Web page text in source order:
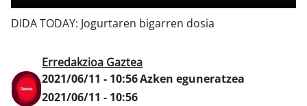
DIDA TODAY: Jogurtaren bigarren dosia
Erredakzioa Gaztea
2021/06/11 - 10:56Azken eguneratzea
2021/06/11 - 10:56